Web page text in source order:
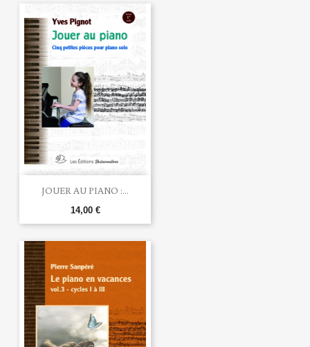
JOUER AU PIANO :...
14,00 €